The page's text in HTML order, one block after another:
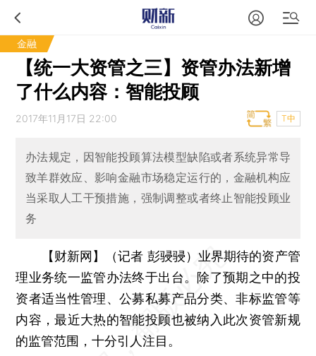
金融
【统一大资管之三】资管办法新增
了什么内容：智能投顾
2017年11月17日 22:00 T中
办法规定，因智能投顾算法模型缺陷或者系统异常导
致羊群效应、影响金融市场稳定运行的，金融机构应
当采取人工干预措施，强制调整或者终止智能投顾业
务
【财新网】（记者 彭骎骎） 业界期待的资产管
理业务统一监管办法终于出台。除了预期之中的投
资者适当性管理、公募私募产品分类、非标监管等
内容，最近大热的智能投顾也被纳入此次资管新规
的监管范围，十分引人注目。